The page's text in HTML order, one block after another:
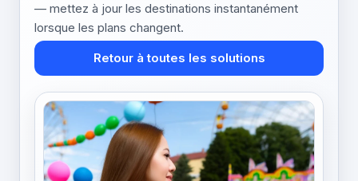
— mettez à jour les destinations instantanément
lorsque les plans changent.
Retour à toutes les solutions